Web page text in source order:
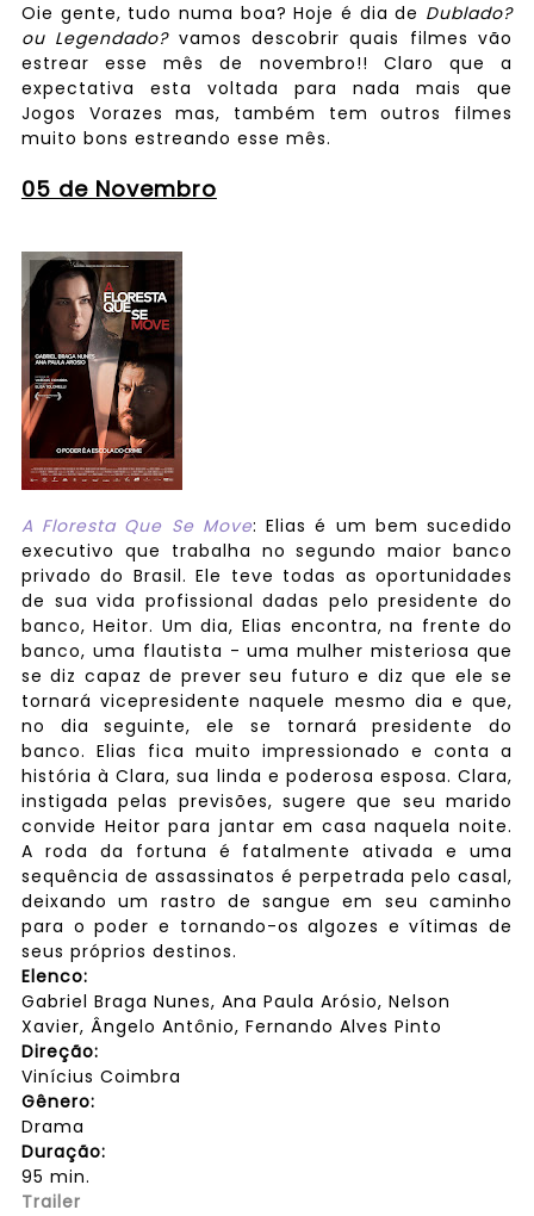
Oie gente, tudo numa boa? Hoje é dia de Dublado?
ou Legendado?vamos descobrir quais filmes vão
estrear esse mês de novembro!! Claro que a
expectativa esta voltada para nada mais que
Jogos Vorazes mas, também tem outros filmes
muito bons estreando esse mês.
05 de Novembro
A Floresta Que Se Move: Elias é um bem sucedido
executivo que trabalha no segundo maior banco
privado do Brasil. Ele teve todas as oportunidades
de sua vida profissional dadas pelo presidente do
banco, Heitor. Um dia, Elias encontra, na frente do
banco, uma flautista - uma mulher misteriosa que
se diz capaz de prever seu futuro e diz que ele se
tornará vicepresidente naquele mesmo dia e que,
no dia seguinte, ele se tornará presidente do
banco. Elias fica muito impressionado e conta a
história à Clara, sua linda e poderosa esposa. Clara,
instigada pelas previsões, sugere que seu marido
convide Heitor para jantar em casa naquela noite.
A roda da fortuna é fatalmente ativada e uma
sequência de assassinatos é perpetrada pelo casal,
deixando um rastro de sangue em seu caminho
para o poder e tornando-os algozes e vítimas de
seus próprios destinos.
Elenco:
Gabriel Braga Nunes, Ana Paula Arósio, Nelson
Xavier, Ângelo Antônio, Fernando Alves Pinto
Direção:
Vinícius Coimbra
Gênero:
Drama
Duração:
95 min.
Trailer